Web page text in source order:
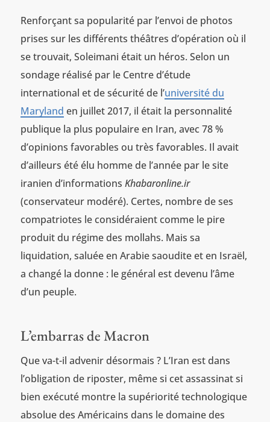
Renforçant sa popularité par l’envoi de photos
prises sur les différents théâtres d’opération où il
se trouvait, Soleimani était un héros. Selon un
sondage réalisé par le Centre d’étude
international et de sécurité de l’université du
Maryland en juillet 2017, il était la personnalité
publique la plus populaire en Iran, avec 78 %
d’opinions favorables ou très favorables. Il avait
d’ailleurs été élu homme de l’année par le site
iranien d’informations Khabaronline.ir
(conservateur modéré). Certes, nombre de ses
compatriotes le considéraient comme le pire
produit du régime des mollahs. Mais sa
liquidation, saluée en Arabie saoudite et en Israël,
a changé la donne : le général est devenu l’âme
d’un peuple.
L’embarras de Macron
Que va-t-il advenir désormais ? L’Iran est dans
l’obligation de riposter, même si cet assassinat si
bien exécuté montre la supériorité technologique
absolue des Américains dans le domaine des